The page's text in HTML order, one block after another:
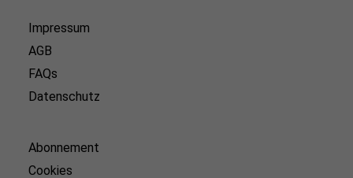
Impressum
AGB
FAQs
Datenschutz
Abonnement
Cookies